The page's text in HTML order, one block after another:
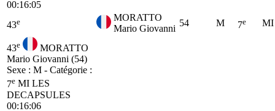
00:16:05
43e
MORATTO
Mario Giovanni
54 M 7e MI
43e
MORATTO
Mario Giovanni (54)
Sexe : M - Catégorie :
7e MI LES
DECAPSULES
00:16:06